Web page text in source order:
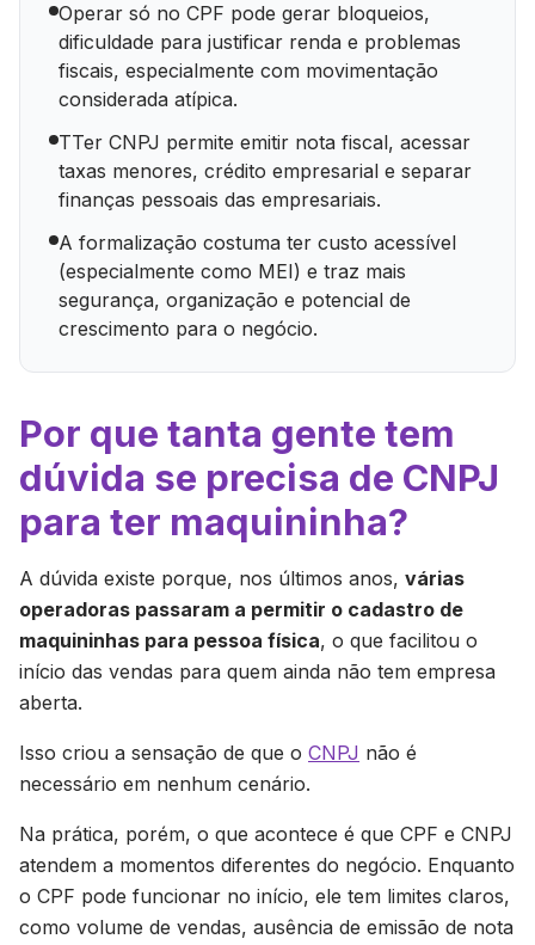
Operar só no CPF pode gerar bloqueios,
dificuldade para justificar renda e problemas
fiscais, especialmente com movimentação
considerada atípica.
TTer CNPJ permite emitir nota fiscal, acessar
taxas menores, crédito empresarial e separar
finanças pessoais das empresariais.
A formalização costuma ter custo acessível
(especialmente como MEI) e traz mais
segurança, organização e potencial de
crescimento para o negócio.
Por que tanta gente tem
dúvida se precisa de CNPJ
para ter maquininha?
A dúvida existe porque, nos últimos anos, várias
operadoras passaram a permitir o cadastro de
maquininhas para pessoa física, o que facilitou o
início das vendas para quem ainda não tem empresa
aberta.
Isso criou a sensação de que o CNPJ não é
necessário em nenhum cenário.
Na prática, porém, o que acontece é que CPF e CNPJ
atendem a momentos diferentes do negócio. Enquanto
o CPF pode funcionar no início, ele tem limites claros,
como volume de vendas, ausência de emissão de nota